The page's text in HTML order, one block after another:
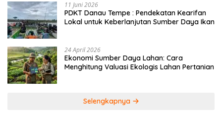
11 Juni 2026
PDKT Danau Tempe : Pendekatan Kearifan
Lokal untuk Keberlanjutan Sumber Daya Ikan
24 April 2026
Ekonomi Sumber Daya Lahan: Cara
Menghitung Valuasi Ekologis Lahan Pertanian
Selengkapnya